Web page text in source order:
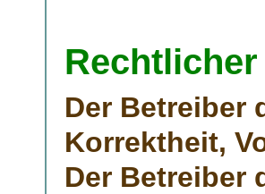
Der Betreiber
Korrektheit,
Der Betreiber